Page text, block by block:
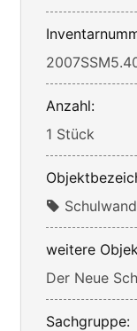
Anzahl:
1 Stück
weitere
Der Neue
Sachgruppe: